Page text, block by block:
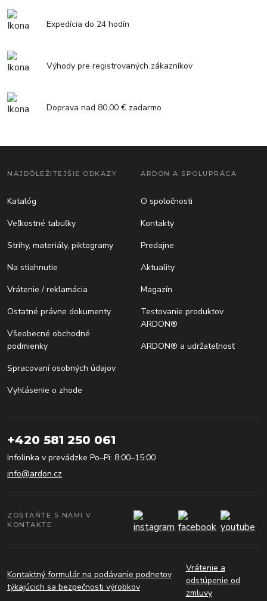
Expedícia do 24 hodín
Výhody pre registrovaných zákazníkov
Doprava nad 80,00 € zadarmo
NAJDÔLEŽITEJŠIE ODKAZY
Katalóg
Veľkostné tabuľky
Strihy, materiály, piktogramy
Na stiahnutie
Vrátenie / reklamácia
Ostatné právne dokumenty
Všeobecné obchodné
podmienky
Spracovaní osobných údajov
Vyhlásenie o zhode
ARDON A SPOLUPRÁCA
O spoločnosti
Kontakty
Predajne
Aktuality
Magazín
Testovanie produktov
ARDON®
ARDON® a udržateľnosť
+420 581 250 061
Infolinka v prevádzke Po–Pi: 8:00–15:00
info@ardon.cz
ZOSTAŇTE S NAMI V
KONTAKTE
Kontaktný formulár na podávanie podnetov
týkajúcich sa bezpečnosti výrobkov
Vrátenie a
odstúpenie od
zmluvy